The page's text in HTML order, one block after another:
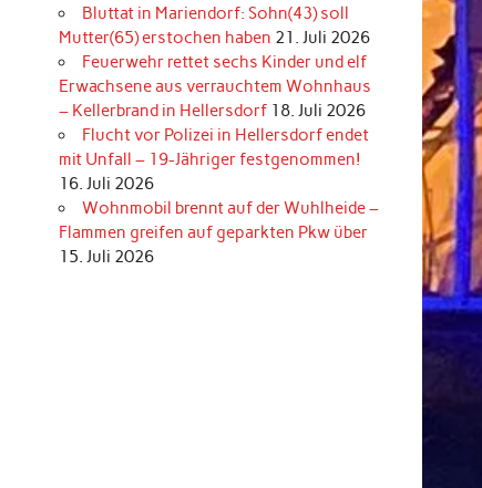
Bluttat in Mariendorf: Sohn(43) soll
Mutter(65) erstochen haben 21. Juli 2026
Feuerwehr rettet sechs Kinder und elf
Erwachsene aus verrauchtem Wohnhaus
– Kellerbrand in Hellersdorf 18. Juli 2026
Flucht vor Polizei in Hellersdorf endet
mit Unfall – 19-Jähriger festgenommen!
16. Juli 2026
Wohnmobil brennt auf der Wuhlheide –
Flammen greifen auf geparkten Pkw über
15. Juli 2026